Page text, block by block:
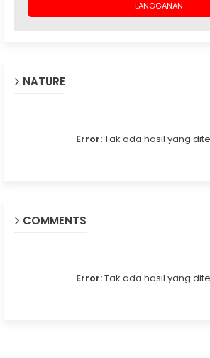
NATURE
Error:Tak ada hasil yang
COMMENTS
Error:Tak ada hasil yang